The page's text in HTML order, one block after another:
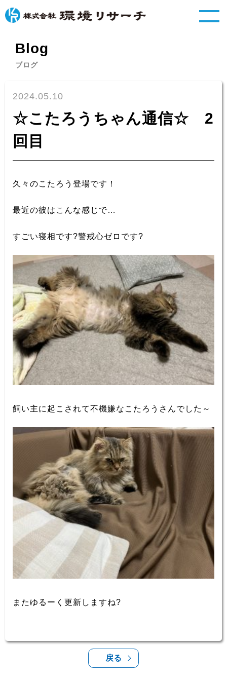
Blog
ブログ
2024.05.10
☆こたろうちゃん通信☆ 2
回目
久々のこたろう登場です！
最近の彼はこんな感じで…
すごい寝相です?警戒心ゼロです?
飼い主に起こされて不機嫌なこたろうさんでした～
またゆるーく更新しますね?
戻る